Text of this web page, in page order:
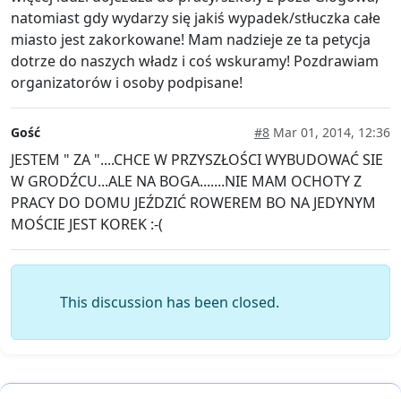
natomiast gdy wydarzy się jakiś wypadek/stłuczka całe
miasto jest zakorkowane! Mam nadzieje ze ta petycja
dotrze do naszych władz i coś wskuramy! Pozdrawiam
organizatorów i osoby podpisane!
Gość #8 Mar 01, 2014, 12:36
JESTEM " ZA "....CHCE W PRZYSZŁOŚCI WYBUDOWAĆ SIE
W GRODŹCU...ALE NA BOGA.......NIE MAM OCHOTY Z
PRACY DO DOMU JEŹDZIĆ ROWEREM BO NA JEDYNYM
MOŚCIE JEST KOREK :-(
This discussion has been closed.